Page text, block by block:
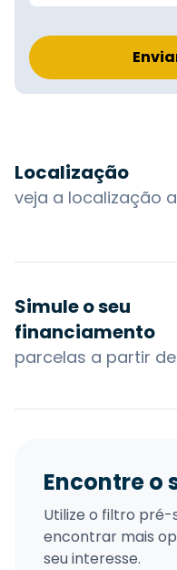
Localização
veja a localização
Simule o seu
financiamento
parcelas a partir de
Encontre o
Utilize o filtro
encontrar mais
seu interesse.